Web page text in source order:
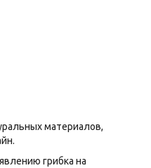
материалов,
грибка на